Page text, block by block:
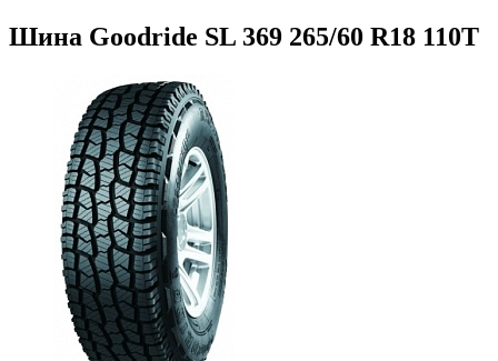
Шина Goodride SL 369 265/60 R18 110T